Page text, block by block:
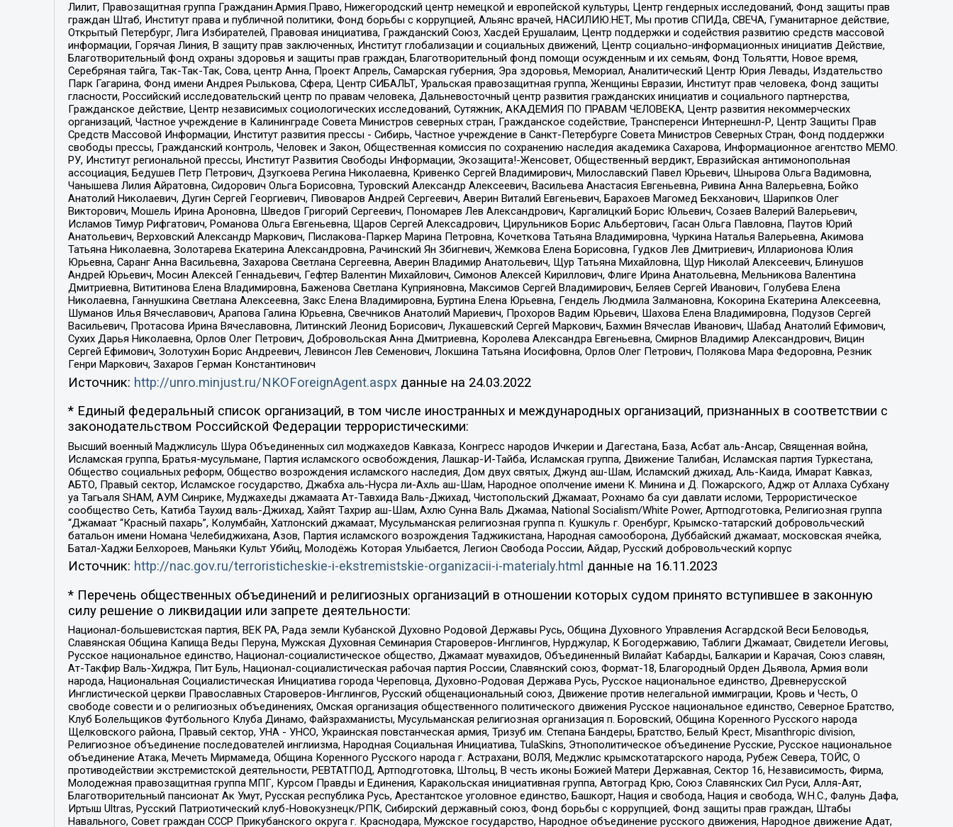
Лилит, Правозащитная группа Гражданин.Армия.Право, Нижегородский центр немецкой и европейской культуры, Центр гендерных исследований, Фонд защиты прав
граждан Штаб, Институт права и публичной политики, Фонд борьбы с коррупцией, Альянс врачей, НАСИЛИЮ.НЕТ, Мы против СПИДа, СВЕЧА, Гуманитарное действие,
Открытый Петербург, Лига Избирателей, Правовая инициатива, Гражданский Союз, Хасдей Ерушалаим, Центр поддержки и содействия развитию средств массовой
информации, Горячая Линия, В защиту прав заключенных, Институт глобализации и социальных движений, Центр социально-информационных инициатив Действие,
Благотворительный фонд охраны здоровья и защиты прав граждан, Благотворительный фонд помощи осужденным и их семьям, Фонд Тольятти, Новое время,
Серебряная тайга, Так-Так-Так, Сова, центр Анна, Проект Апрель, Самарская губерния, Эра здоровья, Мемориал, Аналитический Центр Юрия Левады, Издательство
Парк Гагарина, Фонд имени Андрея Рылькова, Сфера, Центр СИБАЛЬТ, Уральская правозащитная группа, Женщины Евразии, Институт прав человека, Фонд защиты
гласности, Российский исследовательский центр по правам человека, Дальневосточный центр развития гражданских инициатив и социального партнерства,
Гражданское действие, Центр независимых социологических исследований, Сутяжник, АКАДЕМИЯ ПО ПРАВАМ ЧЕЛОВЕКА, Центр развития некоммерческих
организаций, Частное учреждение в Калининграде Совета Министров северных стран, Гражданское содействие, Трансперенси Интернешнл-Р, Центр Защиты Прав
Средств Массовой Информации, Институт развития прессы - Сибирь, Частное учреждение в Санкт-Петербурге Совета Министров Северных Стран, Фонд поддержки
свободы прессы, Гражданский контроль, Человек и Закон, Общественная комиссия по сохранению наследия академика Сахарова, Информационное агентство МЕМО.
РУ, Институт региональной прессы, Институт Развития Свободы Информации, Экозащита!-Женсовет, Общественный вердикт, Евразийская антимонопольная
ассоциация, Бедушев Петр Петрович, Дзугкоева Регина Николаевна, Кривенко Сергей Владимирович, Милославский Павел Юрьевич, Шнырова Ольга Вадимовна,
Чанышева Лилия Айратовна, Сидорович Ольга Борисовна, Туровский Александр Алексеевич, Васильева Анастасия Евгеньевна, Ривина Анна Валерьевна, Бойко
Анатолий Николаевич, Дугин Сергей Георгиевич, Пивоваров Андрей Сергеевич, Аверин Виталий Евгеньевич, Барахоев Магомед Бекханович, Шарипков Олег
Викторович, Мошель Ирина Ароновна, Шведов Григорий Сергеевич, Пономарев Лев Александрович, Каргалицкий Борис Юльевич, Созаев Валерий Валерьевич,
Исламов Тимур Рифгатович, Романова Ольга Евгеньевна, Щаров Сергей Алексадрович, Цирульников Борис Альбертович, Гасан Ольга Павловна, Паутов Юрий
Анатольевич, Верховский Александр Маркович, Пислакова-Паркер Марина Петровна, Кочеткова Татьяна Владимировна, Чуркина Наталья Валерьевна, Акимова
Татьяна Николаевна, Золотарева Екатерина Александровна, Рачинский Ян Збигневич, Жемкова Елена Борисовна, Гудков Лев Дмитриевич, Илларионова Юлия
Юрьевна, Саранг Анна Васильевна, Захарова Светлана Сергеевна, Аверин Владимир Анатольевич, Щур Татьяна Михайловна, Щур Николай Алексеевич, Блинушов
Андрей Юрьевич, Мосин Алексей Геннадьевич, Гефтер Валентин Михайлович, Симонов Алексей Кириллович, Флиге Ирина Анатольевна, Мельникова Валентина
Дмитриевна, Вититинова Елена Владимировна, Баженова Светлана Куприяновна, Максимов Сергей Владимирович, Беляев Сергей Иванович, Голубева Елена
Николаевна, Ганнушкина Светлана Алексеевна, Закс Елена Владимировна, Буртина Елена Юрьевна, Гендель Людмила Залмановна, Кокорина Екатерина Алексеевна,
Шуманов Илья Вячеславович, Арапова Галина Юрьевна, Свечников Анатолий Мариевич, Прохоров Вадим Юрьевич, Шахова Елена Владимировна, Подузов Сергей
Васильевич, Протасова Ирина Вячеславовна, Литинский Леонид Борисович, Лукашевский Сергей Маркович, Бахмин Вячеслав Иванович, Шабад Анатолий Ефимович,
Сухих Дарья Николаевна, Орлов Олег Петрович, Добровольская Анна Дмитриевна, Королева Александра Евгеньевна, Смирнов Владимир Александрович, Вицин
Сергей Ефимович, Золотухин Борис Андреевич, Левинсон Лев Семенович, Локшина Татьяна Иосифовна, Орлов Олег Петрович, Полякова Мара Федоровна, Резник
Генри Маркович, Захаров Герман Константинович
Источник: http://unro.minjust.ru/NKOForeignAgent.aspxданные на 24.03.2022
* Единый федеральный список организаций, в том числе иностранных и международных организаций, признанных в соответствии с
законодательством Российской Федерации террористическими:
Высший военный Маджлисуль Шура Объединенных сил моджахедов Кавказа, Конгресс народов Ичкерии и Дагестана, База, Асбат аль-Ансар, Священная война,
Исламская группа, Братья-мусульмане, Партия исламского освобождения, Лашкар-И-Тайба, Исламская группа, Движение Талибан, Исламская партия Туркестана,
Общество социальных реформ, Общество возрождения исламского наследия, Дом двух святых, Джунд аш-Шам, Исламский джихад, Аль-Каида, Имарат Кавказ,
АБТО, Правый сектор, Исламское государство, Джабха аль-Нусра ли-Ахль аш-Шам, Народное ополчение имени К. Минина и Д. Пожарского, Аджр от Аллаха Субхану
уа Тагьаля SHAM, АУМ Синрике, Муджахеды джамаата Ат-Тавхида Валь-Джихад, Чистопольский Джамаат, Рохнамо ба суи давлати исломи, Террористическое
сообщество Сеть, Катиба Таухид валь-Джихад, Хайят Тахрир аш-Шам, Ахлю Сунна Валь Джамаа, National Socialism/White Power, Артподготовка, Религиозная группа
“Джамаат “Красный пахарь”, Колумбайн, Хатлонский джамаат, Мусульманская религиозная группа п. Кушкуль г. Оренбург, Крымско-татарский добровольческий
батальон имени Номана Челебиджихана, Азов, Партия исламского возрождения Таджикистана, Народная самооборона, Дуббайский джамаат, московская ячейка,
Батал-Хаджи Белхороев, Маньяки Культ Убийц, Молодёжь Которая Улыбается, Легион Свобода России, Айдар, Русский добровольческий корпус
Источник: http://nac.gov.ru/terroristicheskie-i-ekstremistskie-organizacii-i-materialy.html данные на 16.11.2023
* Перечень общественных объединений и религиозных организаций в отношении которых судом принято вступившее в законную
силу решение о ликвидации или запрете деятельности:
Национал-большевистская партия, ВЕК РА, Рада земли Кубанской Духовно Родовой Державы Русь, Община Духовного Управления Асгардской Веси Беловодья,
Славянская Община Капища Веды Перуна, Мужская Духовная Семинария Староверов-Инглингов, Нурджулар, К Богодержавию, Таблиги Джамаат, Свидетели Иеговы,
Русское национальное единство, Национал-социалистическое общество, Джамаат мувахидов, Объединенный Вилайат Кабарды, Балкарии и Карачая, Союз славян,
Ат-Такфир Валь-Хиджра, Пит Буль, Национал-социалистическая рабочая партия России, Славянский союз, Формат-18, Благородный Орден Дьявола, Армия воли
народа, Национальная Социалистическая Инициатива города Череповца, Духовно-Родовая Держава Русь, Русское национальное единство, Древнерусской
Инглистической церкви Православных Староверов-Инглингов, Русский общенациональный союз, Движение против нелегальной иммиграции, Кровь и Честь, О
свободе совести и о религиозных объединениях, Омская организация общественного политического движения Русское национальное единство, Северное Братство,
Клуб Болельщиков Футбольного Клуба Динамо, Файзрахманисты, Мусульманская религиозная организация п. Боровский, Община Коренного Русского народа
Щелковского района, Правый сектор, УНА - УНСО, Украинская повстанческая армия, Тризуб им. Степана Бандеры, Братство, Белый Крест, Misanthropic division,
Религиозное объединение последователей инглиизма, Народная Социальная Инициатива, TulaSkins, Этнополитическое объединение Русские, Русское национальное
объединение Атака, Мечеть Мирмамеда, Община Коренного Русского народа г. Астрахани, ВОЛЯ, Меджлис крымскотатарского народа, Рубеж Севера, ТОЙС, О
противодействии экстремистской деятельности, РЕВТАТПОД, Артподготовка, Штольц, В честь иконы Божией Матери Державная, Сектор 16, Независимость, Фирма,
Молодежная правозащитная группа МПГ, Курсом Правды и Единения, Каракольская инициативная группа, Автоград Крю, Союз Славянских Сил Руси, Алля-Аят,
Благотворительный пансионат Ак Умут, Русская республика Русь, Арестантское уголовное единство, Башкорт, Нация и свобода, Нация и свобода, W.H.С., Фалунь Дафа,
Иртыш Ultras, Русский Патриотический клуб-Новокузнецк/РПК, Сибирский державный союз, Фонд борьбы с коррупцией, Фонд защиты прав граждан, Штабы
Навального, Совет граждан СССР Прикубанского округа г. Краснодара, Мужское государство, Народное объединение русского движения, Народное движение Адат,